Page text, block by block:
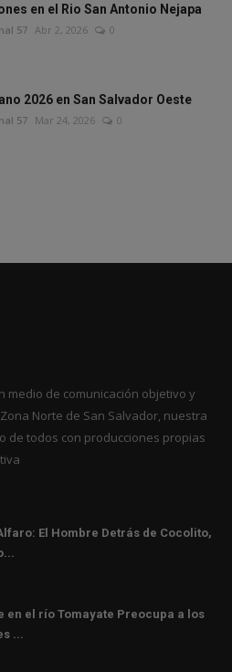
en el Rio San Antonio Nejapa
57 Abr 2, 2026 0
2026 en San Salvador Oeste
57 Mar 24, 2026 0
medio de comunicación objetivo y
Norte de San Salvador, nuestra
de todos con producciones propias
El Hombre Detrás de Cocolito,
en el río Tomayate Preocupa a los
...